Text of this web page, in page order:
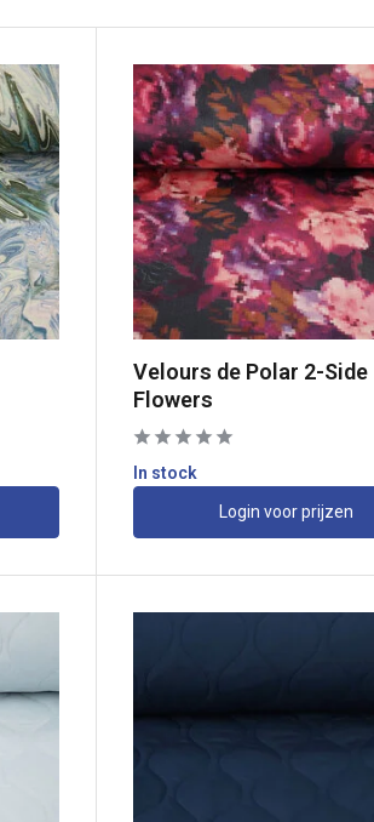
Velours de Polar 2-Side
Flowers
In stock
Login voor prijzen